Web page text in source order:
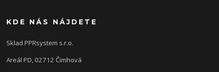
KDE NÁS NÁJDETE
Sklad PPRsystem s.r.o.
Areál PD, 02712 Čimhová